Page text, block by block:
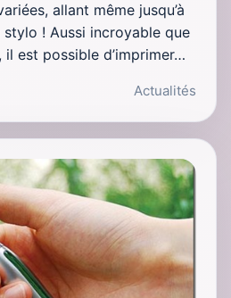
allant même jusqu’à
stylo ! Aussi incroyable que
est possible d’imprimer…
Actualités